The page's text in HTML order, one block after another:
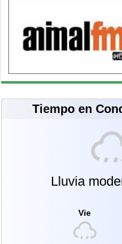
Tiempo en
Lluvia
Vie